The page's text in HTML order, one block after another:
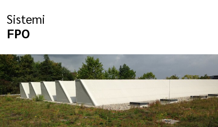
Sistemi
FPO